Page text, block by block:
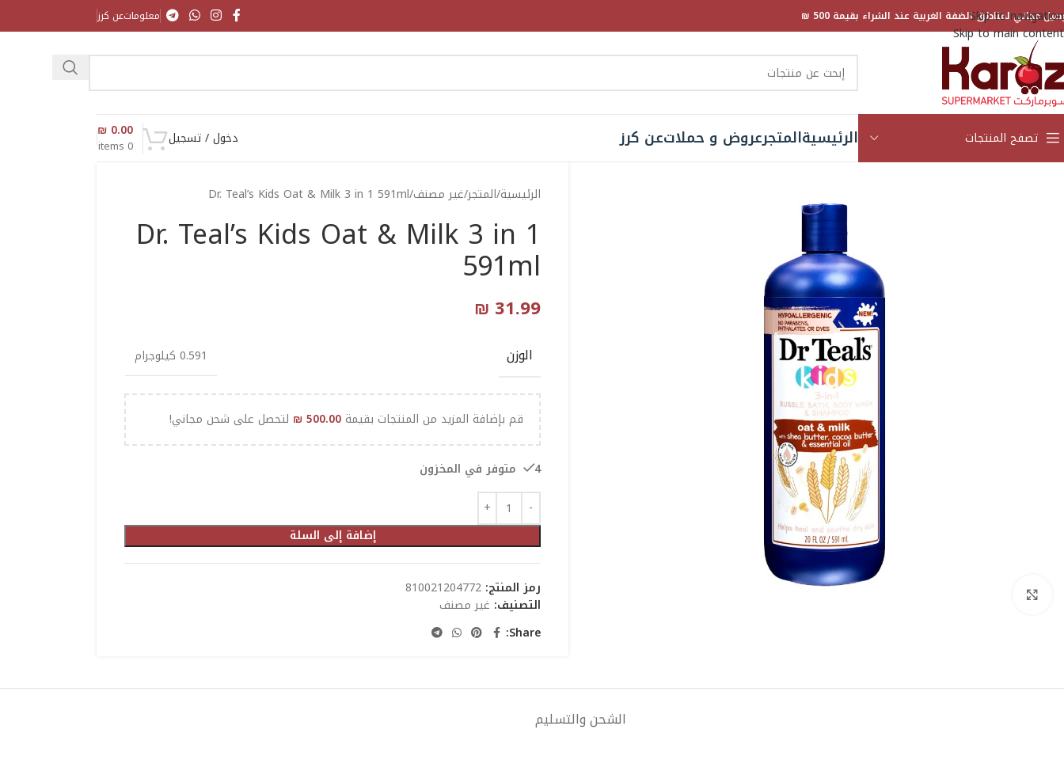
Skip to navigation
Skip to main content
مجاني لمناطق الضفة الغربية عند الشراء بقيمة 500 ₪ معلوماتعن كرز
تصفح المنتجات الرئيسيةالمتجرعروض و حملاتعن كرز دخول / تسجيل 0
items
₪ 0.00
الرئيسية المتجرغير مصنف Dr. Teal’s Kids Oat & Milk 3 in 1 591ml
Dr. Teal’s Kids Oat & Milk 3 in 1
591ml
₪ 31.99
الوزن 0.591 كيلوجرام
قم بإضافة المزيد من المنتجات بقيمة ₪500.00 لتحصل على شحن مجاني!
4 متوفر في المخزون
إضافة إلى السلة
رمز المنتج: 810021204772
التصنيف: غير مصنف
Share:
الشحن والتسليم